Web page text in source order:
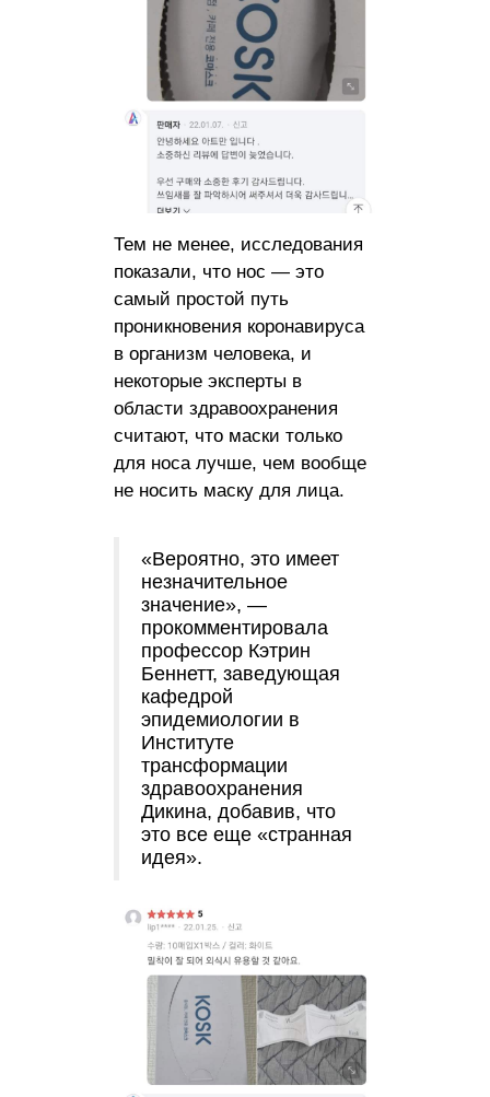
Тем не менее, исследования
показали, что нос — это
самый простой путь
проникновения коронавируса
в организм человека, и
некоторые эксперты в
области здравоохранения
считают, что маски только
для носа лучше, чем вообще
не носить маску для лица.
«Вероятно, это имеет
незначительное
значение», —
прокомментировала
профессор Кэтрин
Беннетт, заведующая
кафедрой
эпидемиологии в
Институте
трансформации
здравоохранения
Дикина, добавив, что
это все еще «странная
идея».